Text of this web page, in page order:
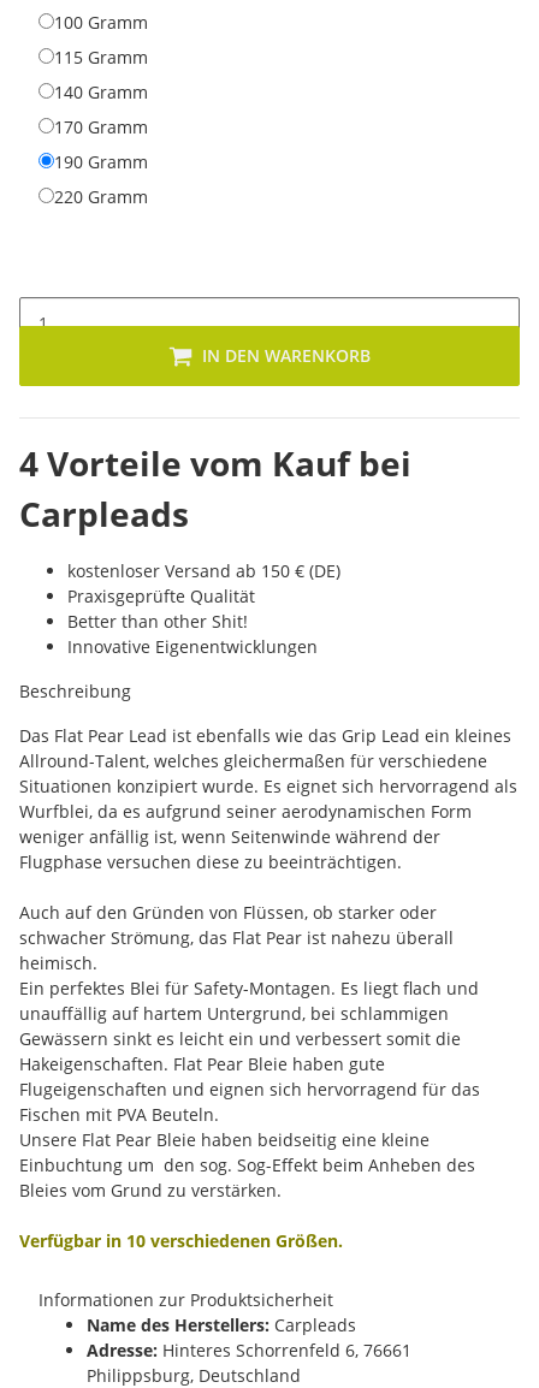
100 Gramm
115 Gramm
140 Gramm
170 Gramm
190 Gramm
220 Gramm
IN DEN WARENKORB
4 Vorteile vom Kauf bei
Carpleads
kostenloser Versand ab 150 € (DE)
Praxisgeprüfte Qualität
Better than other Shit!
Innovative Eigenentwicklungen
Beschreibung
Das Flat Pear Lead ist ebenfalls wie das Grip Lead ein kleines
Allround-Talent, welches gleichermaßen für verschiedene
Situationen konzipiert wurde. Es eignet sich hervorragend als
Wurfblei, da es aufgrund seiner aerodynamischen Form
weniger anfällig ist, wenn Seitenwinde während der
Flugphase versuchen diese zu beeinträchtigen.
Auch auf den Gründen von Flüssen, ob starker oder
schwacher Strömung, das Flat Pear ist nahezu überall
heimisch.
Ein perfektes Blei für Safety-Montagen. Es liegt flach und
unauffällig auf hartem Untergrund, bei schlammigen
Gewässern sinkt es leicht ein und verbessert somit die
Hakeigenschaften. Flat Pear Bleie haben gute
Flugeigenschaften und eignen sich hervorragend für das
Fischen mit PVA Beuteln.
Unsere Flat Pear Bleie haben beidseitig eine kleine
Einbuchtung um den sog. Sog-Effekt beim Anheben des
Bleies vom Grund zu verstärken.
Verfügbar in 10 verschiedenen Größen.
Informationen zur Produktsicherheit
Name des Herstellers: Carpleads
Adresse: Hinteres Schorrenfeld 6, 76661
Philippsburg, Deutschland